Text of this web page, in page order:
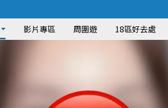
影片專區 周圍遊 18區好去處